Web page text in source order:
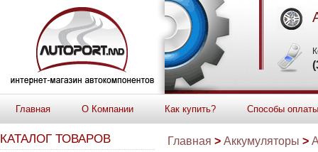
Главная О Компании Как купить? Способы оплаты
Главная > Аккумуляторы >
КАТАЛОГ ТОВАРОВ